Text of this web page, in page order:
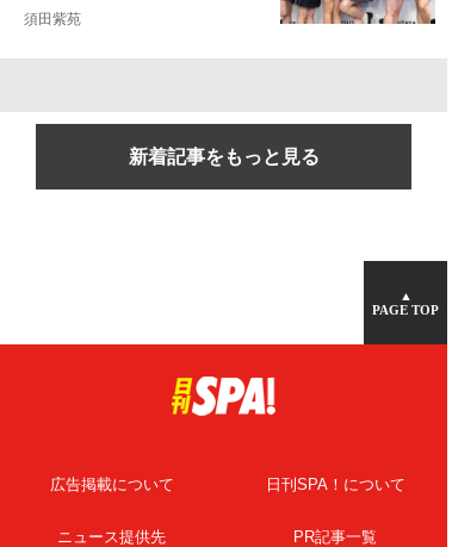
須田紫苑
新着記事をもっと見る
▲
PAGE TOP
広告掲載について 日刊SPA！について
ニュース提供先 PR記事一覧